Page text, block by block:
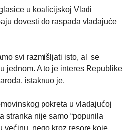
u koalicijskoj Vladi
dovesti do raspada vladajuće
svi razmišljati isto, ali se
jednom. A to je interes Republike
istaknuo je.
pokreta u vladajućoj
stranka nije samo “popunila
većinu, nego kroz resore koje